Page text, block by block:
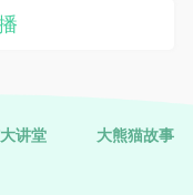
讲堂 大熊猫故事